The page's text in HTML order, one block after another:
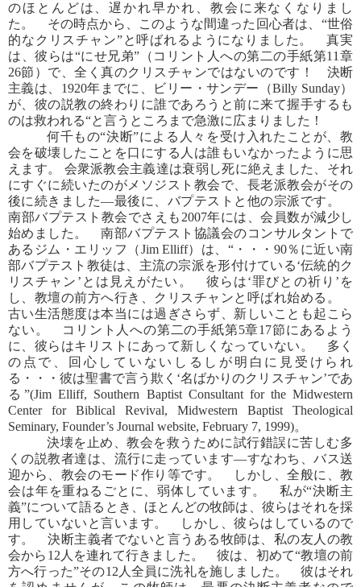
のほとんどは、遅かれ早かれ、教会に来なくなりまし
た。 その時点から、このような間違った回心者は、“世俗
的なクリスチャン”と呼ばれるようになりました。 真実
は、彼らは“にせ兄弟”（コリント人への第二の手紙第11章
26節）で、全く真のクリスチャンではないのです！ 決断
主義は、1920年までに、ビリー・サンデー（Billy Sunday）
が、彼の説教の終わりに誰であろうと前に来て握手するも
のは救われる“と言うところまで急激に広まりました！
何千もの“決断”による人々を受け入れたことが、教
会を破壊したことを口にする人は誰もいなかったように思
えます。 会衆派教会主義達は衰弱し死に絶えました、それ
にすぐに続いたのがメソジスト教会で、長老派教会がその
後に続きました―最後に、バプテストと他の宗派です。
南部バプテスト教会でさえも2007年には、会員数が減少し
始めました。 南部バプテスト協議会のコンサルタントで
あるジム・エリッフ（Jim Elliff）は、“・・・90％に近い南
部バプテスト教徒は、主流の宗派を形付けている‘伝統的ク
リスチャン’とは見えがたい。 彼らは‘罪びとの祈り’を
し、教壇の前方へ行き、クリスチャンと呼ばれ始める。
古い生活態度は本当には過ぎさらず、新しいことも起こら
ない。 コリント人への第二の手紙第5章17節にあるよう
に、彼らはキリストにあって新しくなっていない。 多く
の点で、回心していないしるしが明白に見受けられ
る・・・彼は聖書で言う欺く‘名ばかりのクリスチャン’であ
る”(Jim Elliff, Southern Baptist Consultant for the Midwestern
Center for Biblical Revival, Midwestern Baptist Theological
Seminary, Founder’s Journal website, February 7, 1999)。
決壊を止め、教会を救うために試行錯誤に苦しむ多
くの説教者達は、流行に走っています―すなわち、バス送
迎から、教会のモード作り等です。 しかし、全般に、教
会は年を重ねるごとに、弱体しています。 私が“決断主
義”について語るとき、ほとんどの牧師は、彼らはそれを採
用していないと言います。 しかし、彼らはしているので
す。 決断主義者でないと言うある牧師は、私の友人の教
会から12人を連れて行きました。 彼は、初めて“教壇の前
方へ行った”その12人全員に洗礼を施しました。 彼はそれ